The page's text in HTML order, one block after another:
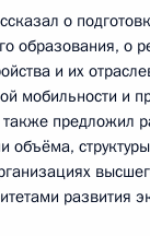
о
образования, о
и их
мобильности и
предложил
объёма,
развития